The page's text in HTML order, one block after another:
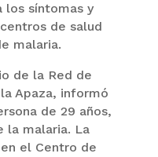
los síntomas y
de salud
malaria.
de la Red de
Apaza, informó
de 29 años,
la malaria. La
el Centro de